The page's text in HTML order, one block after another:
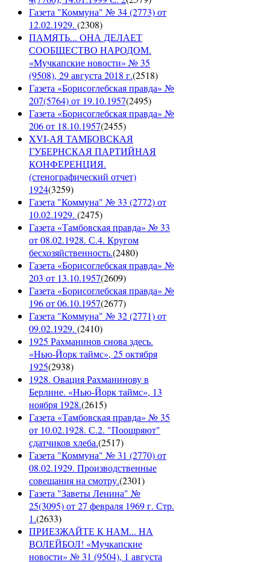
Газета "Коммуна" № 34 (2773) от
12.02.1929. (2308)
ПАМЯТЬ... ОНА ДЕЛАЕТ
СООБЩЕСТВО НАРОДОМ.
«Мучкапские новости» № 35
(9508), 29 августа 2018 г.(2518)
Газета «Борисоглебская правда» №
207(5764) от 19.10.1957(2495)
Газета «Борисоглебская правда» №
206 от 18.10.1957(2455)
XVI-АЯ ТАМБОВСКАЯ
ГУБЕРНСКАЯ ПАРТИЙНАЯ
КОНФЕРЕНЦИЯ.
(стенографический отчет)
1924(3259)
Газета "Коммуна" № 33 (2772) от
10.02.1929. (2475)
Газета «Тамбовская правда» № 33
от 08.02.1928. С.4. Кругом
бесхозяйственность.(2480)
Газета «Борисоглебская правда» №
203 от 13.10.1957(2609)
Газета «Борисоглебская правда» №
196 от 06.10.1957(2677)
Газета "Коммуна" № 32 (2771) от
09.02.1929. (2410)
1925 Рахманинов снова здесь.
«Нью-Йорк таймс», 25 октября
1925(2938)
1928. Овация Рахманинову в
Берлине. «Нью-Йорк таймс», 13
ноября 1928.(2615)
Газета «Тамбовская правда» № 35
от 10.02.1928. С.2. "Поощряют"
сдатчиков хлеба.(2517)
Газета "Коммуна" № 31 (2770) от
08.02.1929. Производственные
совещания на смотру.(2301)
Газета "Заветы Ленина" №
25(3095) от 27 февраля 1969 г. Стр.
1.(2633)
ПРИЕЗЖАЙТЕ К НАМ... НА
ВОЛЕЙБОЛ! «Мучкапские
новости» № 31 (9504), 1 августа